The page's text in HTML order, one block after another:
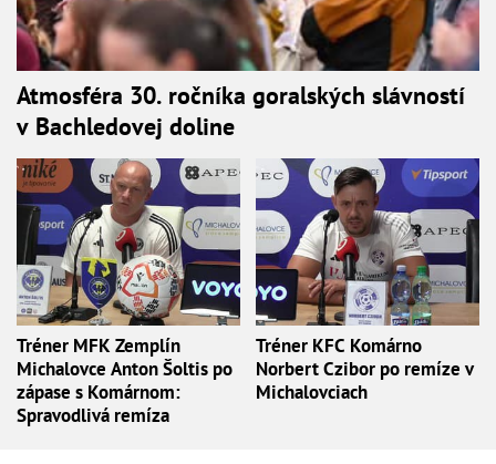
Atmosféra 30. ročníka goralských slávností
v Bachledovej doline
Tréner MFK Zemplín
Michalovce Anton Šoltis po
zápase s Komárnom:
Spravodlivá remíza
Tréner KFC Komárno
Norbert Czibor po remíze v
Michalovciach